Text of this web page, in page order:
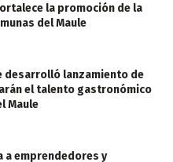
la promoción de la
del Maule
desarrolló lanzamiento de
el talento gastronómico
Maule
a emprendedores y